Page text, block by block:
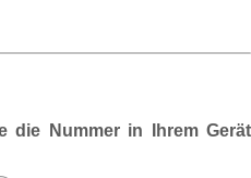
die Nummer in Ihrem Gerät